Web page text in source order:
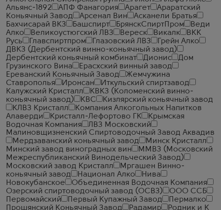
Альянс-1892
АПФ Фанагория Арагет
Араратский
Коньячный Завод
Арсенал Вин
Асканели Братья
Бахчисарай ВКЗ
Башспирт БрянскСпиртПром
Веди
Алко
Великоустюгский ЛВЗ Вереск Викалк
ВКК
Русь
Главспиртпром Глазовский ЛВЗ
Грейн Алко
ДВКЗ (Дербентский винно-коньячный завод)
Дербентский коньячный комбинат
Дионис
Дом
Грузинского Вина
Ерасхский винный завод
Ереванский Коньячный Завод
Жемчужина
Ставрополья
Иронсан
Иткульский спиртзавод
Калужский Кристалл
КВКЗ (Коломенский винно-
коньячный завод)
КВС
Кизлярский коньячный завод
КЛВЗ Кристалл
Компания Алкогольных Напитков
Алаверди
Кристалл-Лефортово ГК
Крымская
Водочная Компания
ЛВЗ Московский
Малиновщизненский Спиртоводочный Завод Аквадив
Мердзаванский коньячный завод
Минск Кристалл
Минский завод виноградных вин
ММВЗ (Московский
Межреспубликанский Винодельческий Завод)
Московский завод Кристалл
Мргашен Винно-
коньячный завод
Национал Алко
Нива
Новокубанское
Объединенная Водочная Компания
Озерский спиртоводочный завод (ОСВЗ)
ООО ССБ
Первомайский
Первый Купажный Завод
Пермалко
Прошянский Коньячный Завод
Радамир
Родник и К